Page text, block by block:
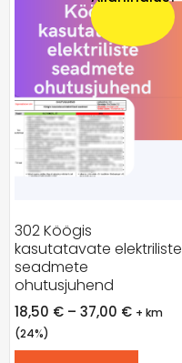
302 Köögis
kasutatavate elektriliste
seadmete
ohutusjuhend
18,50 € – 37,00 € + km
(24%)